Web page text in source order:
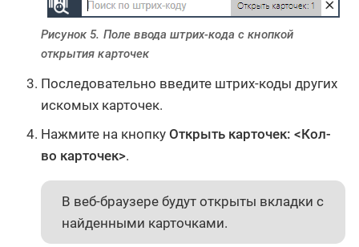
Рисунок 5. Поле ввода штрих-кода с кнопкой
открытия карточек
Последовательно введите штрих-коды других
искомых карточек.
Нажмите на кнопку Открыть карточек: <Кол-
во карточек>.
В веб-браузере будут открыты вкладки с
найденными карточками.